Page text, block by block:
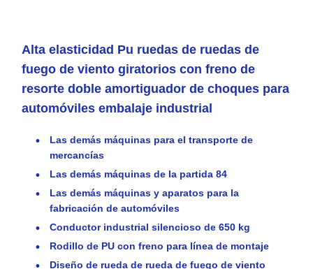
Alta elasticidad Pu ruedas de ruedas de
fuego de viento giratorios con freno de
resorte doble amortiguador de choques para
automóviles embalaje industrial
Las demás máquinas para el transporte de
mercancías
Las demás máquinas de la partida 84
Las demás máquinas y aparatos para la
fabricación de automóviles
Conductor industrial silencioso de 650 kg
Rodillo de PU con freno para línea de montaje
Diseño de rueda de rueda de fuego de viento